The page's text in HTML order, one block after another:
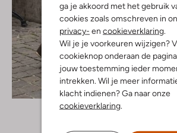
ga je akkoord met het gebruik
cookies zoals omschreven in
privacy- en cookieverklaring.
Wil je je voorkeuren wijzigen?
cookieknop onderaan de
jouw toestemming ieder
intrekken. Wil je meer
klacht indienen? Ga naar onze
cookieverklaring.
Ontdek de look